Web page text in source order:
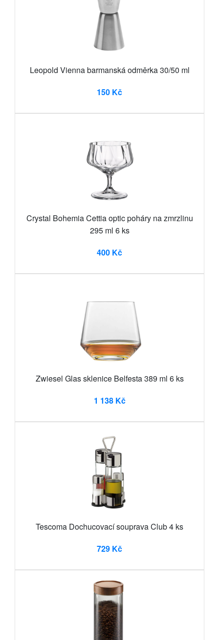
Leopold Vienna barmanská odměrka 30/50 ml
150 Kč
Crystal Bohemia Cettia optic poháry na zmrzlinu
295 ml 6 ks
400 Kč
Zwiesel Glas sklenice Belfesta 389 ml 6 ks
1 138 Kč
Tescoma Dochucovací souprava Club 4 ks
729 Kč